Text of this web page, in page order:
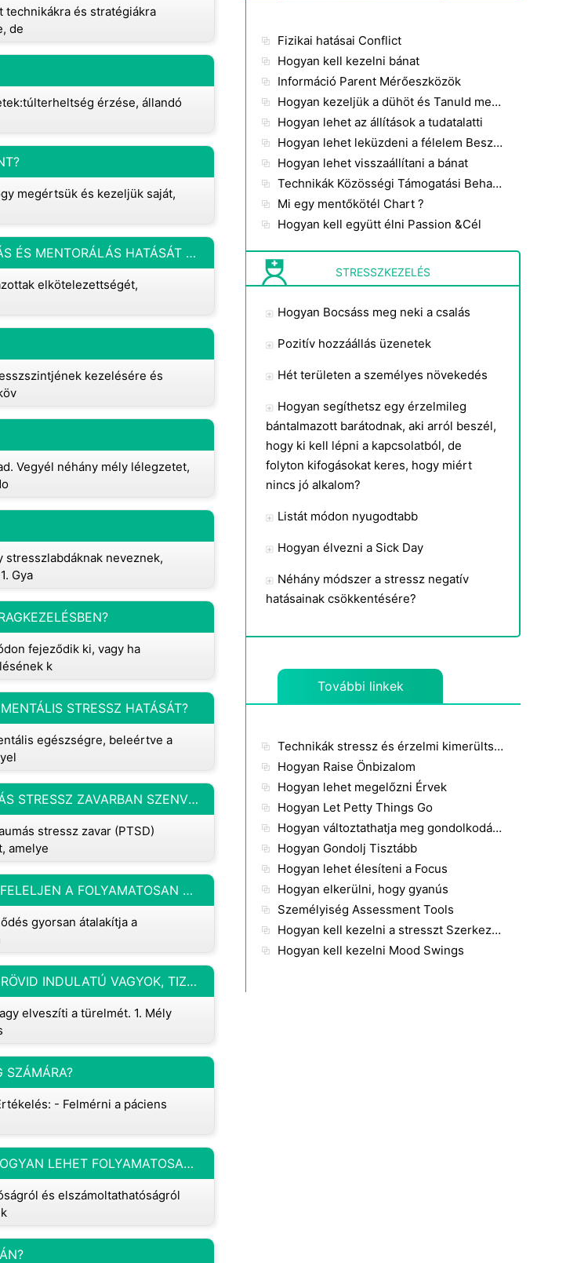
és stratégiákra
de
érzése, állandó
megértsük és kezeljük saját,
MELYIK ÁLLÍTÁS ÍRJA LE LEGJOBBAN A COACHING, TANÁCSADÁS ÉS MENTORÁLÁS HATÁSÁT AZ ALKALMAZOTTAKRA?
elkötelezettségét,
kezelésére és
Vegyél néhány mély lélegzetet,
stresszlabdáknak neveznek,
Gya
fejeződik ki, vagy ha
k
STRESSZ HATÁSÁT?
egészségre, beleértve a
MILYEN FIZIKAI JELLEMZŐKRE KELL FIGYELNIE A POSZTTRAUMÁS STRESSZ ZAVARBAN SZENVEDŐ KATONÁKNÁL?
stressz zavar (PTSD)
amelye
MILYEN JAVASLATOKAT TENNE, HOGY A SZAKSZERVEZET MEGFELELJEN A FOLYAMATOSAN VÁLTOZÓ MUNKAHELYEK IGÉNYEINEK?
gyorsan átalakítja a
NAGYON STRESSZES LETTEM ÉS KÖNNYEN BOSSZÚS VAGYOK, RÖVID INDULATÚ VAGYOK, TIZENKETTŐNEK SZÜKSÉGEM VAN VALAMIRE, HOGY MEGNYUGTASSAM. VAN VALAMI ÖTLETEM?
elveszíti a türelmét. 1. Mély
SZÁMÁRA?
- Felmérni a páciens
HOGYAN VÁLTOZTATHATJA MEG GONDOLKODÁSMÓDJÁT, ÉS HOGYAN LEHET FOLYAMATOSAN TUDATÁBAN LENNI AZOKNAK A KORLÁTOKNAK, AMELYEKET A TÜRELMES TITOKTARTÁS TÁMASZT A BESZÉLGETÉSI INFORMÁCIÓKKAL SZEMBEN?
és elszámoltathatóságról
Fizikai hatásai Conflict
Hogyan kell kezelni bánat
Információ Parent Mérőeszközök
Hogyan kezeljük a dühöt és Tanuld meg kezelni
Hogyan lehet az állítások a tudatalatti
Hogyan lehet leküzdeni a félelem Beszélő
Hogyan lehet visszaállítani a bánat
Technikák Közösségi Támogatási Behavioral Management
Mi egy mentőkötél Chart ?
Hogyan kell együtt élni Passion &Cél
STRESSZKEZELÉS
Hogyan Bocsáss meg neki a csalás
Pozitív hozzáállás üzenetek
Hét területen a személyes növekedés
Hogyan segíthetsz egy érzelmileg
bántalmazott barátodnak, aki arról beszél,
hogy ki kell lépni a kapcsolatból, de
folyton kifogásokat keres, hogy miért
nincs jó alkalom?
Listát módon nyugodtabb
Hogyan élvezni a Sick Day
Néhány módszer a stressz negatív
hatásainak csökkentésére?
További linkek
Technikák stressz és érzelmi kimerültség
Hogyan Raise Önbizalom
Hogyan lehet megelőzni Érvek
Hogyan Let Petty Things Go
Hogyan változtathatja meg gondolkodásmódját, és hogyan lehet folyamatosan tudatában lenni azoknak a korlátoknak, amelyeket a türelmes titoktartás támaszt a beszélgetési információkkal szemben?
Hogyan Gondolj Tisztább
Hogyan lehet élesíteni a Focus
Hogyan elkerülni, hogy gyanús
Személyiség Assessment Tools
Hogyan kell kezelni a stresszt Szerkezetileg
Hogyan kell kezelni Mood Swings